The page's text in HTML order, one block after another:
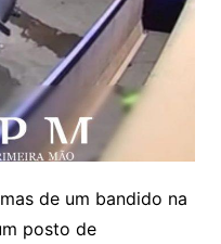
de um bandido na
posto de